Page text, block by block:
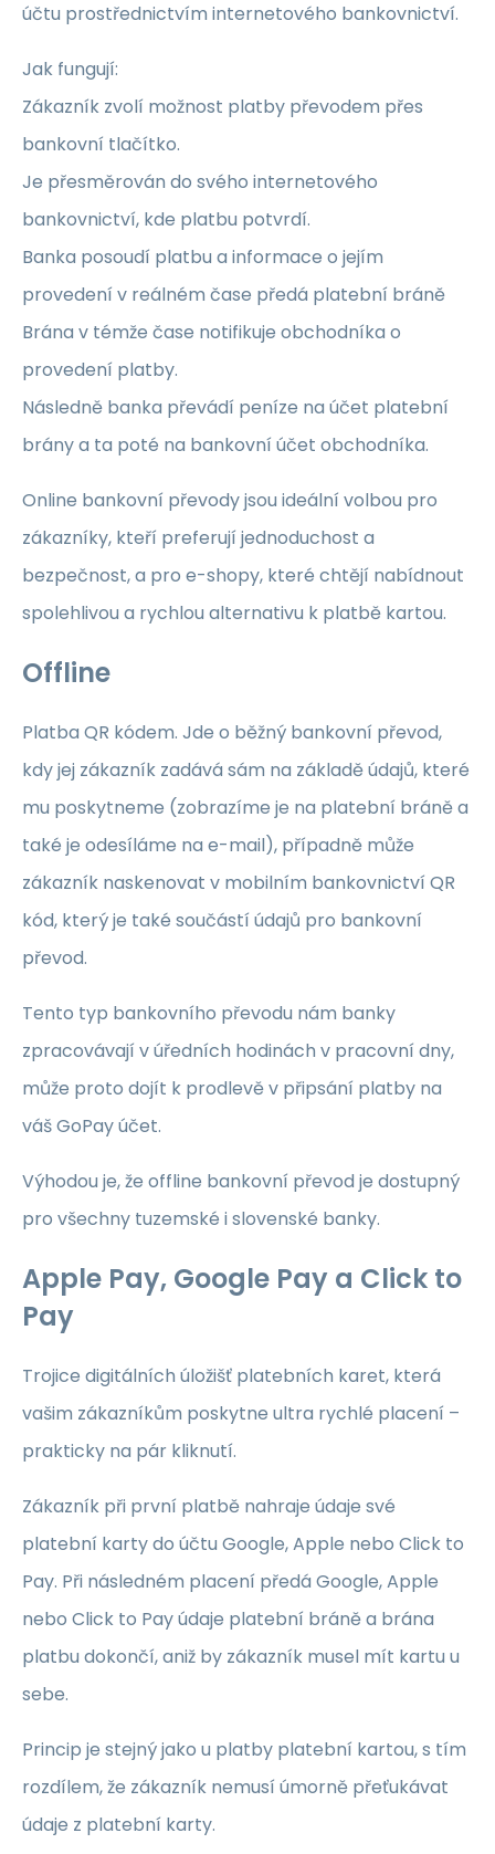
účtu prostřednictvím internetového bankovnictví.
Jak fungují:
Zákazník zvolí možnost platby převodem přes
bankovní tlačítko.
Je přesměrován do svého internetového
bankovnictví, kde platbu potvrdí.
Banka posoudí platbu a informace o jejím
provedení v reálném čase předá platební bráně
Brána v témže čase notifikuje obchodníka o
provedení platby.
Následně banka převádí peníze na účet platební
brány a ta poté na bankovní účet obchodníka.
Online bankovní převody jsou ideální volbou pro
zákazníky, kteří preferují jednoduchost a
bezpečnost, a pro e-shopy, které chtějí nabídnout
spolehlivou a rychlou alternativu k platbě kartou.
Offline
Platba QR kódem. Jde o běžný bankovní převod,
kdy jej zákazník zadává sám na základě údajů, které
mu poskytneme (zobrazíme je na platební bráně a
také je odesíláme na e-mail), případně může
zákazník naskenovat v mobilním bankovnictví QR
kód, který je také součástí údajů pro bankovní
převod.
Tento typ bankovního převodu nám banky
zpracovávají v úředních hodinách v pracovní dny,
může proto dojít k prodlevě v připsání platby na
váš GoPay účet.
Výhodou je, že offline bankovní převod je dostupný
pro všechny tuzemské i slovenské banky.
Apple Pay, Google Pay a Click to
Pay
Trojice digitálních úložišť platebních karet, která
vašim zákazníkům poskytne ultra rychlé placení –
prakticky na pár kliknutí.
Zákazník při první platbě nahraje údaje své
platební karty do účtu Google, Apple nebo Click to
Pay. Při následném placení předá Google, Apple
nebo Click to Pay údaje platební bráně a brána
platbu dokončí, aniž by zákazník musel mít kartu u
sebe.
Princip je stejný jako u platby platební kartou, s tím
rozdílem, že zákazník nemusí úmorně přeťukávat
údaje z platební karty.